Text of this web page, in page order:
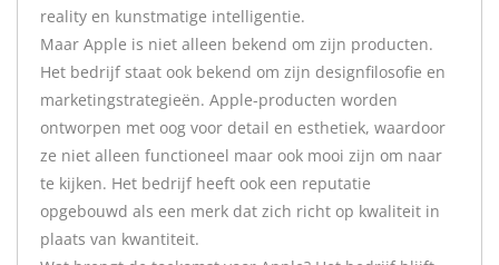
reality en kunstmatige intelligentie.
Maar Apple is niet alleen bekend om zijn producten.
Het bedrijf staat ook bekend om zijn designfilosofie en
marketingstrategieën. Apple-producten worden
ontworpen met oog voor detail en esthetiek, waardoor
ze niet alleen functioneel maar ook mooi zijn om naar
te kijken. Het bedrijf heeft ook een reputatie
opgebouwd als een merk dat zich richt op kwaliteit in
plaats van kwantiteit.